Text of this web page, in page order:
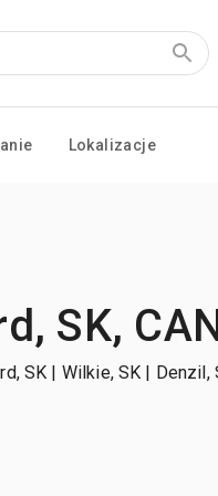
Lokalizacje
SK,
SK | Wilkie, SK | Denzil,